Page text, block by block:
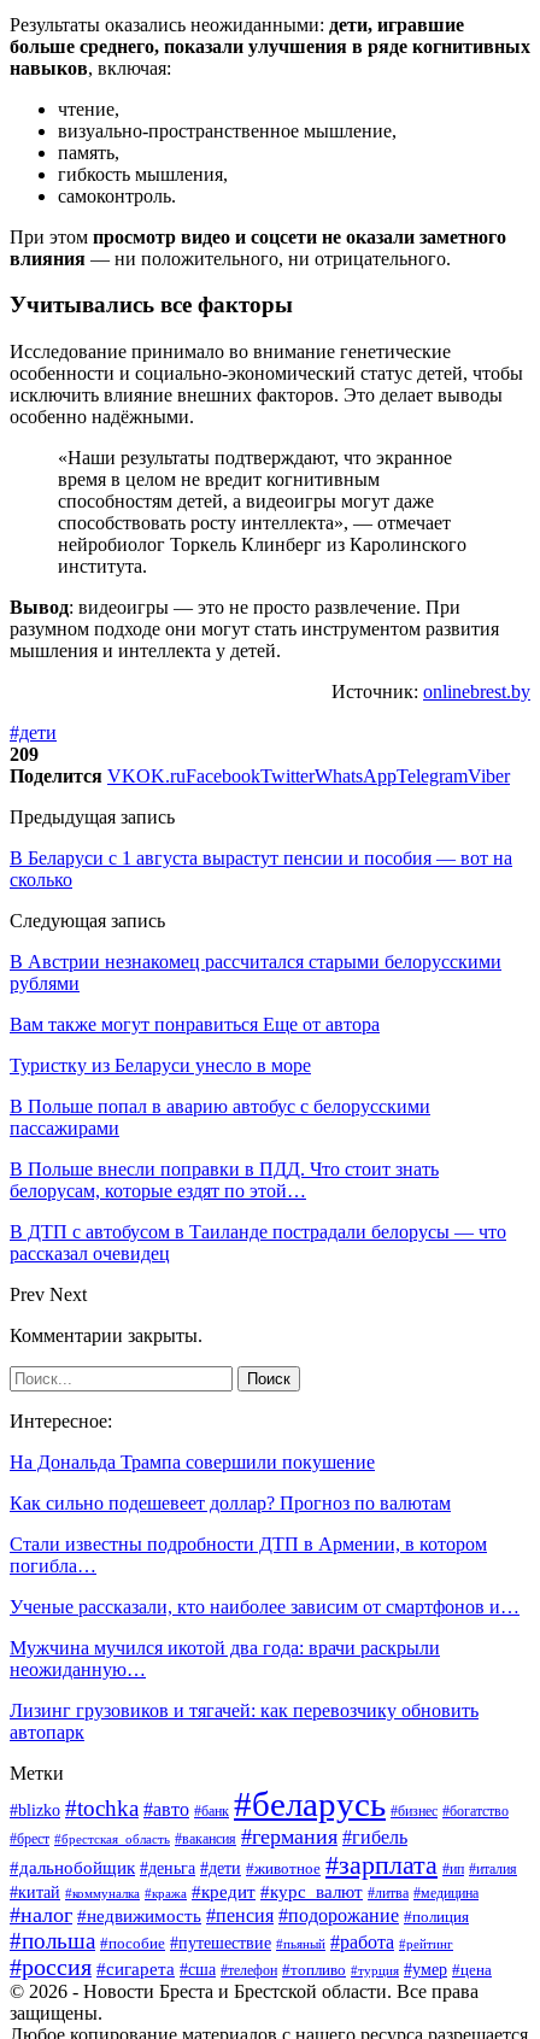
Результаты оказались неожиданными: дети, игравшие
больше среднего, показали улучшения в ряде когнитивных
навыков, включая:
чтение,
визуально-пространственное мышление,
память,
гибкость мышления,
самоконтроль.
При этом просмотр видео и соцсети не оказали заметного
влияния — ни положительного, ни отрицательного.
Учитывались все факторы
Исследование принимало во внимание генетические
особенности и социально-экономический статус детей, чтобы
исключить влияние внешних факторов. Это делает выводы
особенно надёжными.
«Наши результаты подтверждают, что экранное
время в целом не вредит когнитивным
способностям детей, а видеоигры могут даже
способствовать росту интеллекта», — отмечает
нейробиолог Торкель Клинберг из Каролинского
института.
Вывод: видеоигры — это не просто развлечение. При
разумном подходе они могут стать инструментом развития
мышления и интеллекта у детей.
Источник: onlinebrest.by
#дети
209
Поделится VKOK.ruFacebookTwitterWhatsAppTelegramViber
Предыдущая запись
В Беларуси с 1 августа вырастут пенсии и пособия — вот на
сколько
Следующая запись
В Австрии незнакомец рассчитался старыми белорусскими
рублями
Вам также могут понравиться Еще от автора
Туристку из Беларуси унесло в море
В Польше попал в аварию автобус с белорусскими
пассажирами
В Польше внесли поправки в ПДД. Что стоит знать
белорусам, которые ездят по этой…
В ДТП с автобусом в Таиланде пострадали белорусы — что
рассказал очевидец
Prev Next
Комментарии закрыты.
Интересное:
На Дональда Трампа совершили покушение
Как сильно подешевеет доллар? Прогноз по валютам
Стали известны подробности ДТП в Армении, в котором
погибла…
Ученые рассказали, кто наиболее зависим от смартфонов и…
Мужчина мучился икотой два года: врачи раскрыли
неожиданную…
Лизинг грузовиков и тягачей: как перевозчику обновить
автопарк
Метки
#blizko #tochka #авто #банк #беларусь #бизнес #богатство
#брест #брестская_область #вакансия #германия #гибель
#дальнобойщик #деньга #дети #животное #зарплата #ип #италия
#китай #коммуналка #кража #кредит #курс_валют #литва #медицина
#налог #недвижимость #пенсия #подорожание #полиция
#польша #пособие #путешествие #пьяный #работа #рейтинг
#россия #сигарета #сша #телефон #топливо #турция #умер #цена
© 2026 - Новости Бреста и Брестской области. Все права
защищены.